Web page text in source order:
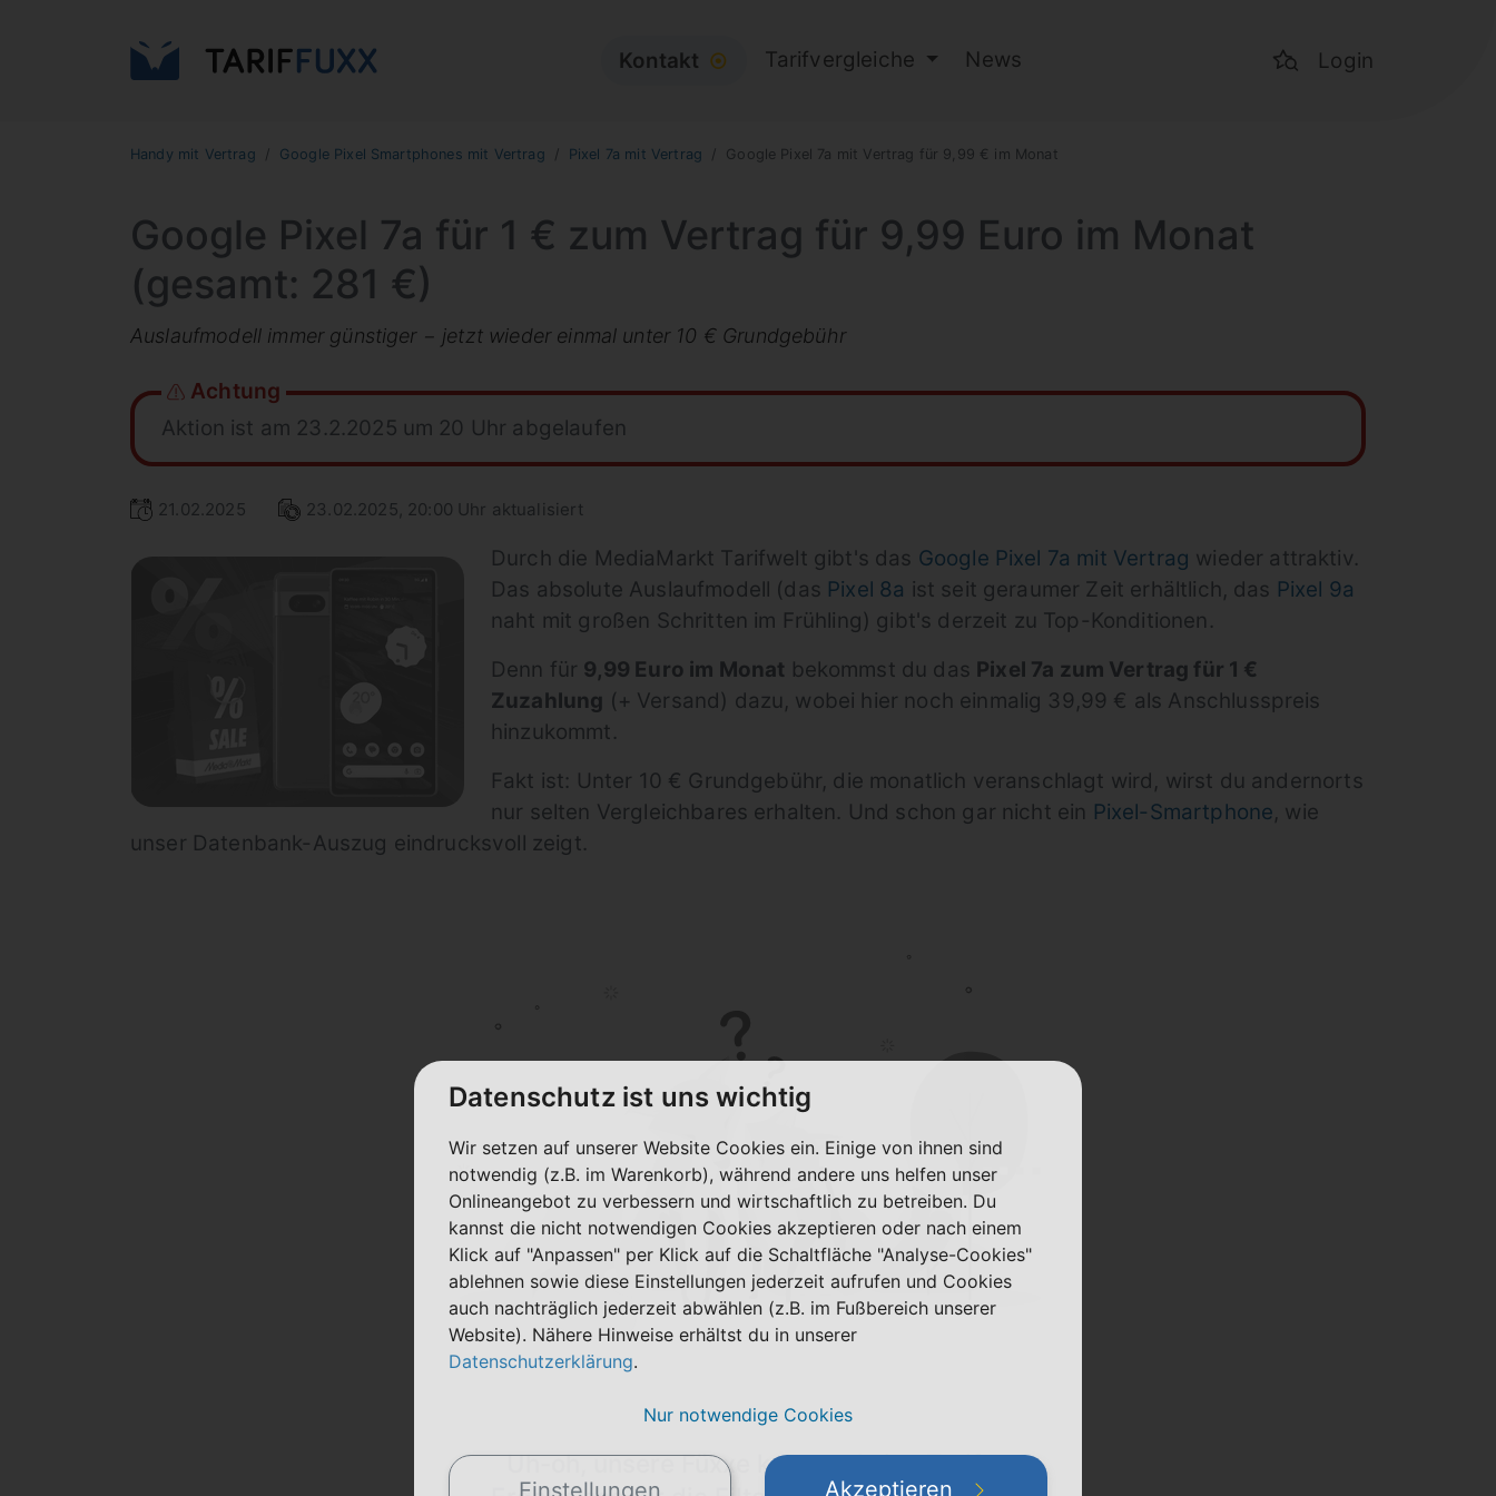
Kontakt ⦿ Tarifvergleiche News Login
Handy mit Vertrag Google Pixel Smartphones mit Vertrag Pixel 7a mit Vertrag Google Pixel 7a mit Vertrag für 9,99 € im Monat
Google Pixel 7a für 1 € zum Vertrag für 9,99 Euro im Monat
(gesamt: 281 €)
Auslaufmodell immer günstiger − jetzt wieder einmal unter 10 € Grundgebühr
Achtung
Aktion ist am 23.2.2025 um 20 Uhr abgelaufen
21.02.2025 23.02.2025, 20:00 Uhr aktualisiert
Durch die MediaMarkt Tarifwelt gibt's das Google Pixel 7a mit Vertrag wieder attraktiv.
Das absolute Auslaufmodell (das Pixel 8a ist seit geraumer Zeit erhältlich, das Pixel 9a
naht mit großen Schritten im Frühling) gibt's derzeit zu Top-Konditionen.
Denn für 9,99 Euro im Monat bekommst du das Pixel 7a zum Vertrag für 1 €
Zuzahlung (+ Versand) dazu, wobei hier noch einmalig 39,99 € als Anschlusspreis
hinzukommt.
Fakt ist: Unter 10 € Grundgebühr, die monatlich veranschlagt wird, wirst du andernorts
nur selten Vergleichbares erhalten. Und schon gar nicht ein Pixel-Smartphone, wie
unser Datenbank-Auszug eindrucksvoll zeigt.
Uh-oh, unsere Füxxe konnten keine Tarif-
Datenschutz ist uns wichtig
Wir setzen auf unserer Website Cookies ein. Einige von ihnen sind
notwendig (z.B. im Warenkorb), während andere uns helfen unser
Onlineangebot zu verbessern und wirtschaftlich zu betreiben. Du
kannst die nicht notwendigen Cookies akzeptieren oder nach einem
Klick auf "Anpassen" per Klick auf die Schaltfläche "Analyse-Cookies"
ablehnen sowie diese Einstellungen jederzeit aufrufen und Cookies
auch nachträglich jederzeit abwählen (z.B. im Fußbereich unserer
Website). Nähere Hinweise erhältst du in unserer
Datenschutzerklärung.
Nur notwendige Cookies
Einstellungen Akzeptieren